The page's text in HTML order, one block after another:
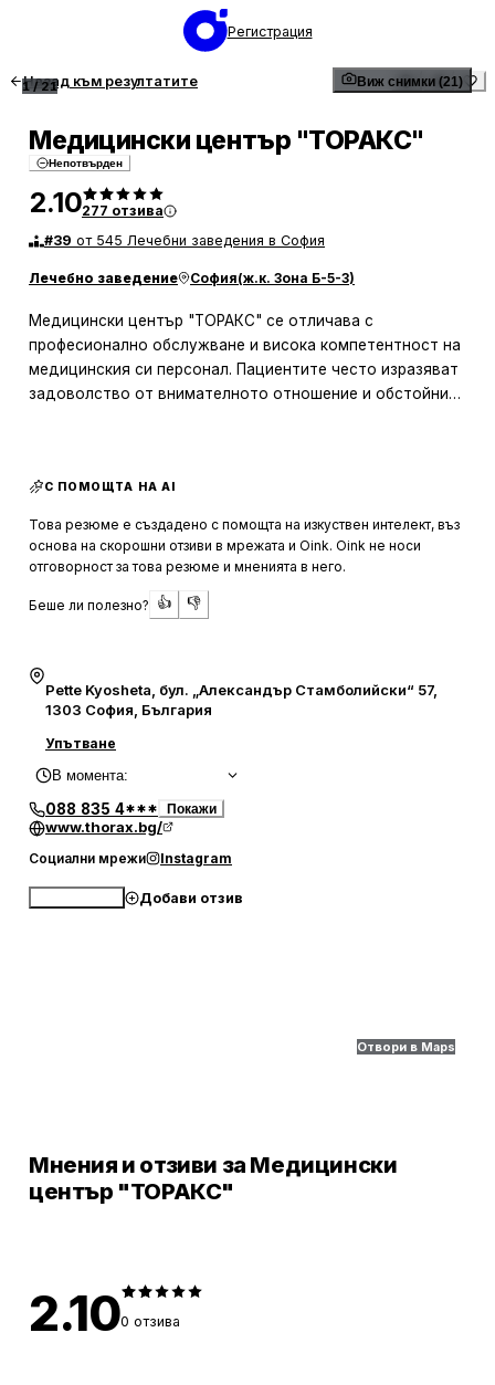
Регистрация
Назад към резултатите
1/21 Виж снимки (21)
Медицински център "ТОРАКС"
Непотвърден
2.10277 отзива
#39 от 545 Лечебни заведения в София
Лечебно заведение София(ж.к. Зона Б-5-3)
Медицински център "ТОРАКС" се отличава с
професионално обслужване и висока компетентност на
медицинския си персонал. Пациентите често изразяват
задоволство от внимателното отношение и обстойните
поставят точни диагнози и да предложат адекватно
медицински услуги, включително педиатрия,
кардиология и офталмология, което го прави
предпочитан избор за много хора.
часове и любезното отношение от страна на
рецепцията. Въпреки че някои административни
международни стандарти. Пациентите оценяват високо
както професионализма на лекарите, така и удобствата,
които центърът предлага.
С ПОМОЩТА НА AI
Това резюме е създадено с помощта на изкуствен интелект, въз
основа на скорошни отзиви в мрежата и Oink. Oink не носи
отговорност за това резюме и мненията в него.
Беше ли полезно? 👍 👎
Pette Kyosheta, бул. „Александър Стамболийски“ 57,
1303 София, България
Упътване
В момента:
088 835 4*** Покажи
www.thorax.bg/
Социални мрежи Instagram
Добави отзив
Отвори в Maps
Мнения и отзиви за Медицински
център "ТОРАКС"
2.100 отзива